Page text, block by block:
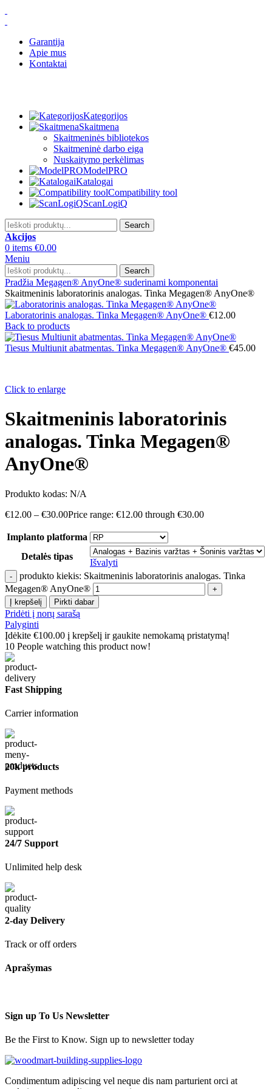
Garantija
Apie mus
Kontaktai
Kategorijos
Skaitmena
Skaitmeninės bibliotekos
Skaitmeninė darbo eiga
Nuskaitymo perkėlimas
ModelPRO
Katalogai
Compatibility tool
ScanLogiQ
Search
Akcijos
0 items €0.00
Meniu
Search
Pradžia Megagen® AnyOne® suderinami komponentai
Skaitmeninis laboratorinis analogas. Tinka Megagen® AnyOne®
Laboratorinis analogas. Tinka Megagen® AnyOne® €12.00
Back to products
Tiesus Multiunit abatmentas. Tinka Megagen® AnyOne® €45.00
Click to enlarge
Skaitmeninis laboratorinis
analogas. Tinka Megagen®
AnyOne®
Produkto kodas: N/A
€12.00 – €30.00Price range: €12.00 through €30.00
Implanto platforma
Detalės tipas
Išvalyti
produkto kiekis: Skaitmeninis laboratorinis analogas. Tinka
Megagen® AnyOne®
Į krepšelį Pirkti dabar
Pridėti į norų sarašą
Palyginti
Įdėkite €100.00 į krepšelį ir gaukite nemokamą pristatymą!
10 People watching this product now!
Fast Shipping
Carrier information
20k products
Payment methods
24/7 Support
Unlimited help desk
2-day Delivery
Track or off orders
Aprašymas
Sign up To Us Newsletter
Be the First to Know. Sign up to newsletter today
Condimentum adipiscing vel neque dis nam parturient orci at